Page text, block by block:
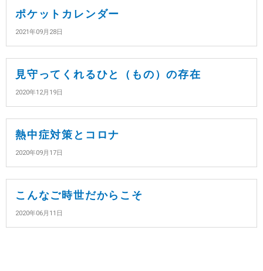
ポケットカレンダー
2021年09月28日
見守ってくれるひと（もの）の存在
2020年12月19日
熱中症対策とコロナ
2020年09月17日
こんなご時世だからこそ
2020年06月11日